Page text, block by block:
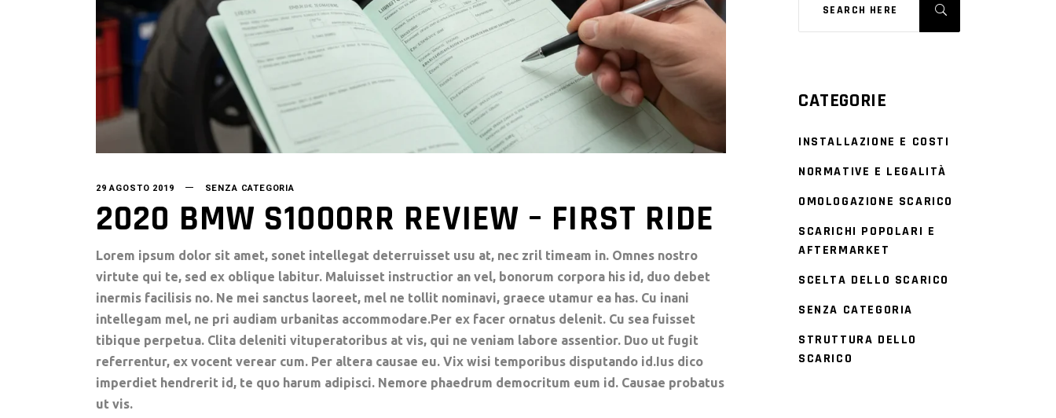
29 AGOSTO 2019 SENZA CATEGORIA
2020 BMW S1000RR REVIEW – FIRST RIDE
Lorem ipsum dolor sit amet, sonet intellegat deterruisset usu at, nec zril timeam in. Omnes nostro
virtute qui te, sed ex oblique labitur. Maluisset instructior an vel, bonorum corpora his id, duo debet
inermis facilisis no. Ne mei sanctus laoreet, mel ne tollit nominavi, graece utamur ea has. Cu inani
intellegam mel, ne pri audiam urbanitas accommodare.Per ex facer ornatus delenit. Cu sea fuisset
tibique perpetua. Clita deleniti vituperatoribus at vis, qui ne veniam labore assentior. Duo ut fugit
referrentur, ex vocent verear cum. Per altera causae eu. Vix wisi temporibus disputando id.Ius dico
imperdiet hendrerit id, te quo harum adipisci. Nemore phaedrum democritum eum id. Causae probatus
ut vis.
CATEGORIE
INSTALLAZIONE E COSTI
NORMATIVE E LEGALITÀ
OMOLOGAZIONE SCARICO
SCARICHI POPOLARI E
AFTERMARKET
SCELTA DELLO SCARICO
SENZA CATEGORIA
STRUTTURA DELLO
SCARICO